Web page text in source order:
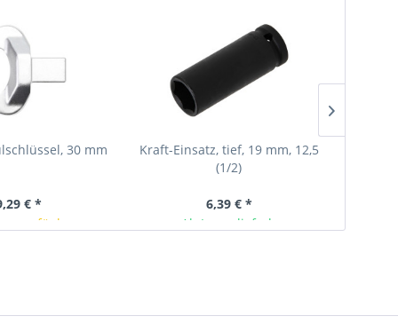
30 mm
€ *
verfügbar
Kraft-Einsatz, tief, 19 mm, 12,5
(1/2)
6,39 € *
Ab Lager lieferbar